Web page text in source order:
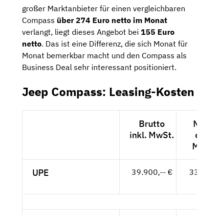
großer Marktanbieter für einen vergleichbaren
Compass über 274 Euro netto im Monat
verlangt, liegt dieses Angebot bei 155 Euro
netto. Das ist eine Differenz, die sich Monat für
Monat bemerkbar macht und den Compass als
Business Deal sehr interessant positioniert.
Jeep Compass: Leasing-Kosten
Brutto
inkl. MwSt.
Netto
exkl.
MwSt.
UPE 39.900,-- €